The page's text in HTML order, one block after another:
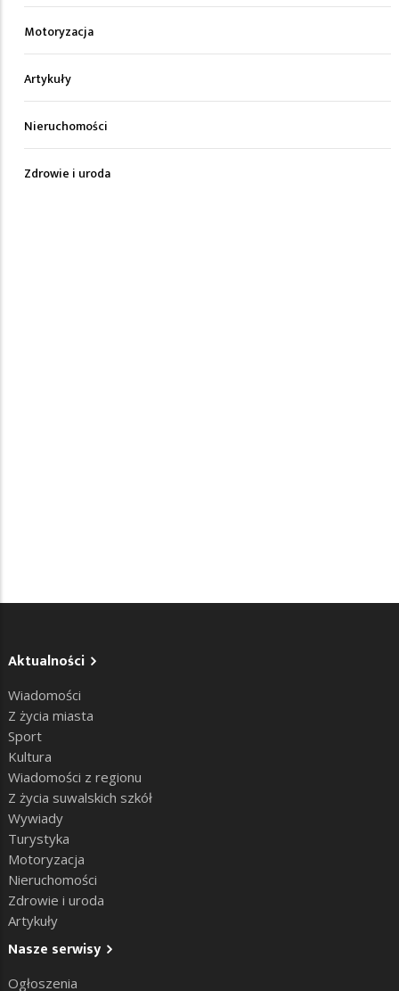
Motoryzacja
Artykuły
Nieruchomości
Zdrowie i uroda
Aktualności
Wiadomości
Z życia miasta
Sport
Kultura
Wiadomości z regionu
Z życia suwalskich szkół
Wywiady
Turystyka
Motoryzacja
Nieruchomości
Zdrowie i uroda
Artykuły
Nasze serwisy
Ogłoszenia